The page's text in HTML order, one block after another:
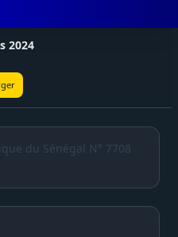
2024
du Sénégal N° 7708